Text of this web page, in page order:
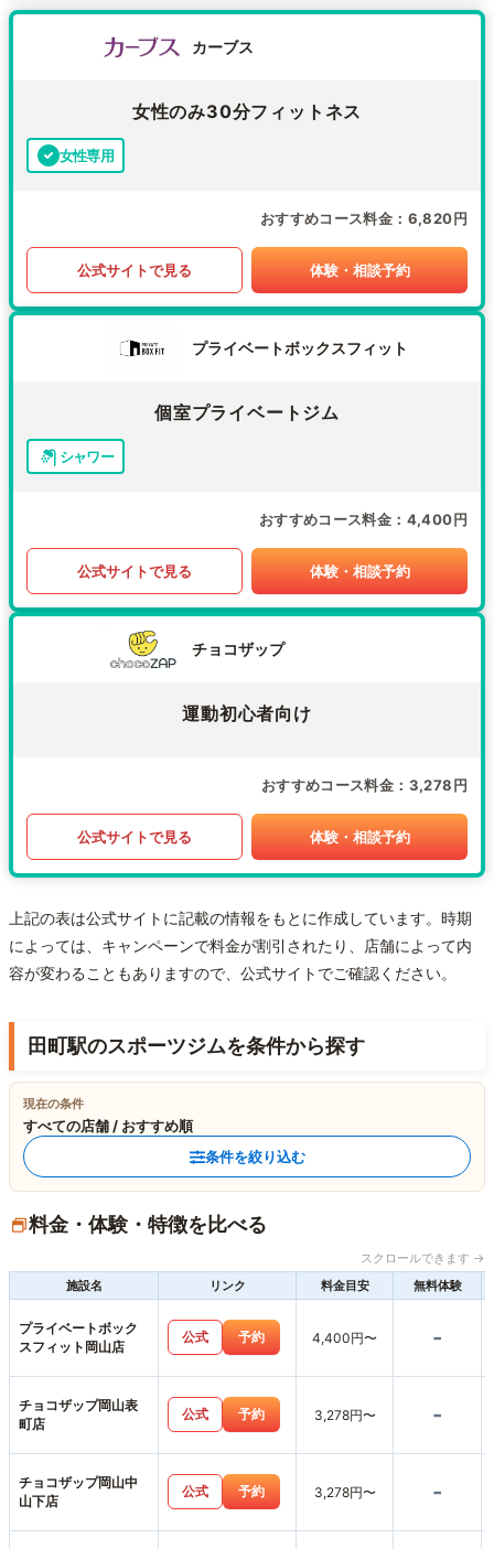
カーブス
女性のみ30分フィットネス
女性専用
おすすめコース料金 6,820円
公式サイトで見る 体験・相談予約
プライベートボックスフィット
個室プライベートジム
シャワー
おすすめコース料金 4,400円
公式サイトで見る 体験・相談予約
チョコザップ
運動初心者向け
おすすめコース料金 3,278円
公式サイトで見る 体験・相談予約
上記の表は公式サイトに記載の情報をもとに作成しています。時期
によっては、キャンペーンで料金が割引されたり、店舗によって内
容が変わることもありますので、公式サイトでご確認ください。
田町駅のスポーツジムを条件から探す
現在の条件
すべての店舗 / おすすめ順
条件を絞り込む
料金・体験・特徴を比べる
スクロールできます →
施設名
リンク 料金目安 無料体験
プライベートボック
スフィット岡山店
公式 予約 4,400円〜 -
チョコザップ岡山表
町店
公式 予約 3,278円〜 -
チョコザップ岡山中
山下店
公式 予約 3,278円〜 -